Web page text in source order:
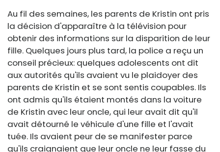
Au fil des semaines, les parents de Kristin ont pris
la décision d'apparaître à la télévision pour
obtenir des informations sur la disparition de leur
fille. Quelques jours plus tard, la police a reçu un
conseil précieux: quelques adolescents ont dit
aux autorités qu'ils avaient vu le plaidoyer des
parents de Kristin et se sont sentis coupables. Ils
ont admis qu'ils étaient montés dans la voiture
de Kristin avec leur oncle, qui leur avait dit qu'il
avait détourné le véhicule d'une fille et l'avait
tuée. Ils avaient peur de se manifester parce
qu'ils craignaient que leur oncle ne leur fasse du